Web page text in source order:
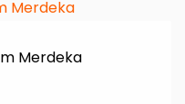
Merdeka